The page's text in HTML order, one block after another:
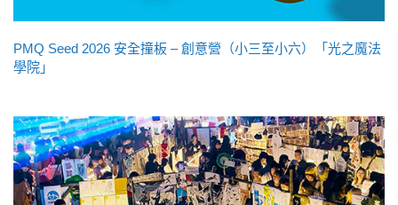
PMQ Seed 2026 安全撞板 – 創意營（小三至小六）「光之魔法
學院」